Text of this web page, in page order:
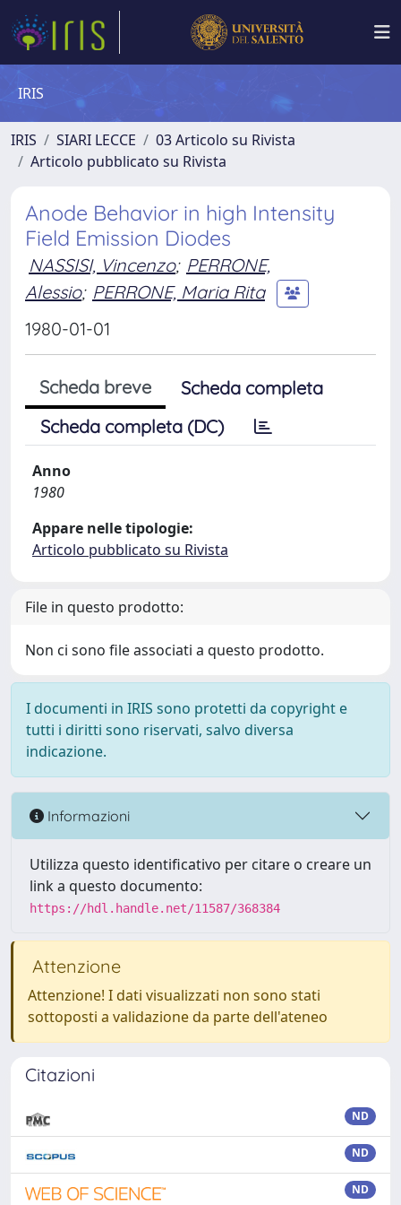
IRIS
IRIS SIARI LECCE
03 Articolo su Rivista
Articolo pubblicato su Rivista
Anode Behavior in high Intensity
Field Emission Diodes
NASSISI, Vincenzo; PERRONE,
Alessio; PERRONE, Maria Rita
1980-01-01
Scheda breve
Scheda completa
Scheda completa (DC)
Anno
1980
Appare nelle tipologie:
Articolo pubblicato su Rivista
File in questo prodotto:
Non ci sono file associati a questo prodotto.
I documenti in IRIS sono protetti da copyright e
tutti i diritti sono riservati, salvo diversa
indicazione.
Informazioni
Utilizza questo identificativo per citare o creare un
link a questo documento:
https://hdl.handle.net/11587/368384
Attenzione
Attenzione! I dati visualizzati non sono stati
sottoposti a validazione da parte dell'ateneo
Citazioni
ND
ND
ND